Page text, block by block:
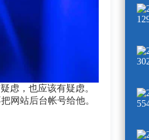
虑，也应该有疑虑。
网站后台帐号给他。